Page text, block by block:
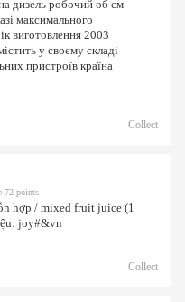
дизель робочий об єм
максимального
виготовлення 2003
у своєму складі
пристроїв країна
Collect
72 points
hợp / mixed fruit juice (1
joy#&vn
Collect